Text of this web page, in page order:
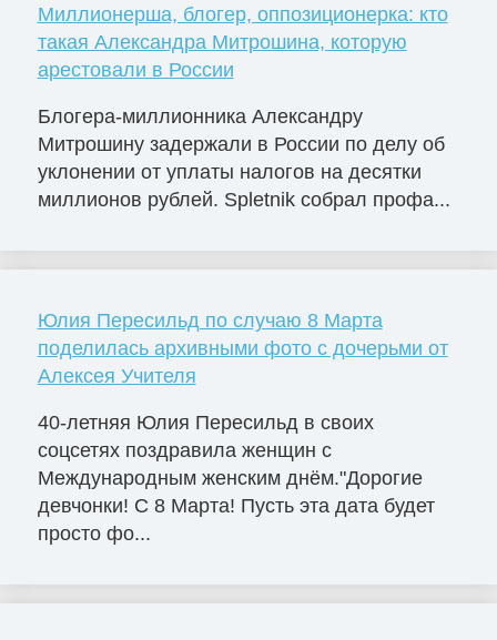
Миллионерша, блогер, оппозиционерка: кто
такая Александра Митрошина, которую
арестовали в России
Блогера-миллионника Александру
Митрошину задержали в России по делу об
уклонении от уплаты налогов на десятки
миллионов рублей. Spletnik собрал профа...
Юлия Пересильд по случаю 8 Марта
поделилась архивными фото с дочерьми от
Алексея Учителя
40-летняя Юлия Пересильд в своих
соцсетях поздравила женщин с
Международным женским днём."Дорогие
девчонки! С 8 Марта! Пусть эта дата будет
просто фо...